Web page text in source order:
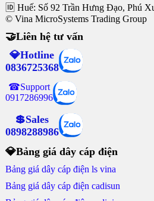
🆔 Huế: Số 92 Trần Hưng Đạo, Phú
© Vina MicroSystems Trading Group
🤝Liên hệ tư vấn
💎Hotline
0836725368
☎Support
0917286996
💲Sales
0898288986
💎Bảng giá dây cáp điện
Bảng giá dây cáp điện ls vina
Bảng giá dây cáp điện cadisun